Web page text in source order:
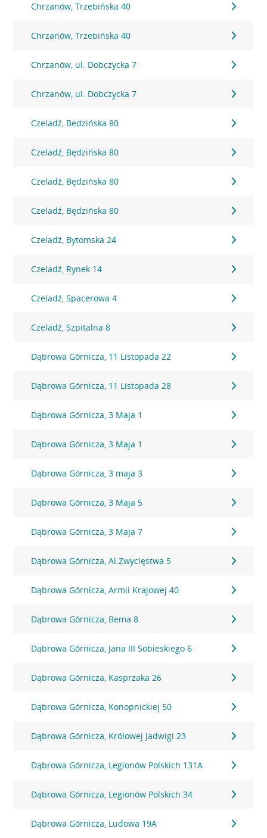
Chrzanów, Trzebińska 40
Chrzanów, Trzebińska 40
Chrzanów, ul. Dobczycka 7
Chrzanów, ul. Dobczycka 7
Czeladź, Bedzińska 80
Czeladź, Będzińska 80
Czeladź, Będzińska 80
Czeladź, Będzińska 80
Czeladź, Bytomska 24
Czeladź, Rynek 14
Czeladź, Spacerowa 4
Czeladź, Szpitalna 8
Dąbrowa Górnicza, 11 Listopada 22
Dąbrowa Górnicza, 11 Listopada 28
Dąbrowa Górnicza, 3 Maja 1
Dąbrowa Górnicza, 3 Maja 1
Dąbrowa Górnicza, 3 maja 3
Dąbrowa Górnicza, 3 Maja 5
Dąbrowa Górnicza, 3 Maja 7
Dąbrowa Górnicza, Al.Zwycięstwa 5
Dąbrowa Górnicza, Armii Krajowej 40
Dąbrowa Górnicza, Bema 8
Dąbrowa Górnicza, Jana III Sobieskiego 6
Dąbrowa Górnicza, Kasprzaka 26
Dąbrowa Górnicza, Konopnickiej 50
Dąbrowa Górnicza, Królowej Jadwigi 23
Dąbrowa Górnicza, Legionów Polskich 131A
Dąbrowa Górnicza, Legionów Polskich 34
Dąbrowa Górnicza, Ludowa 19A